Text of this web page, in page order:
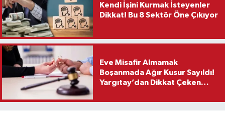
Kendi İşini Kurmak İsteyenler
Dikkat! Bu 8 Sektör Öne Çıkıyor
Eve Misafir Almamak
Boşanmada Ağır Kusur Sayıldı!
Yargıtay’dan Dikkat Çeken